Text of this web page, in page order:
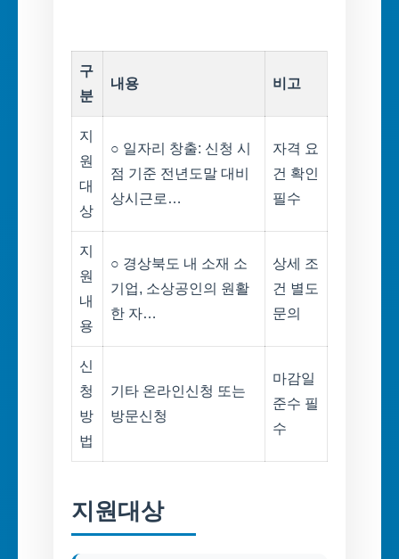
구
분
내용 비고
지
원
대
상
○ 일자리 창출: 신청 시
점 기준 전년도말 대비
상시근로…
자격 요
건 확인
필수
지
원
내
용
○ 경상북도 내 소재 소
기업, 소상공인의 원활
한 자…
상세 조
건 별도
문의
신
청
방
법
기타 온라인신청 또는
방문신청
마감일
준수 필
수
지원대상